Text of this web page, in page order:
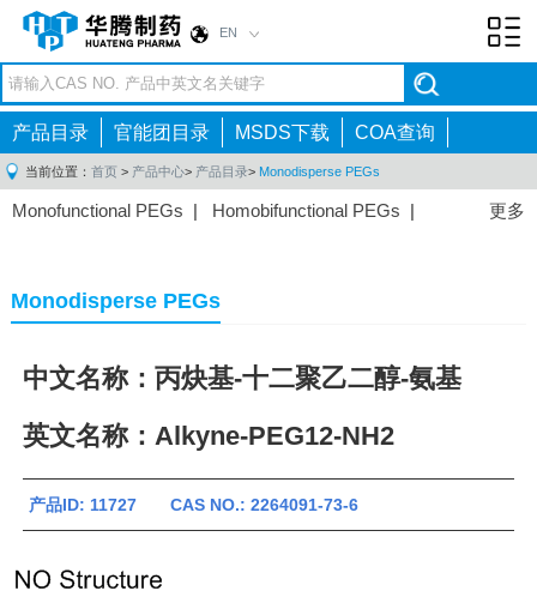
EN
产品目录 官能团目录 MSDS下载 COA查询
当前位置： 首页 > 产品中心> 产品目录> Monodisperse PEGs
更多
Monofunctional PEGs | Homobifunctional PEGs |
Monodisperse PEGs
中文名称：丙炔基-十二聚乙二醇-氨基
英文名称：Alkyne-PEG12-NH2
产品ID: 11727 CAS NO.: 2264091-73-6